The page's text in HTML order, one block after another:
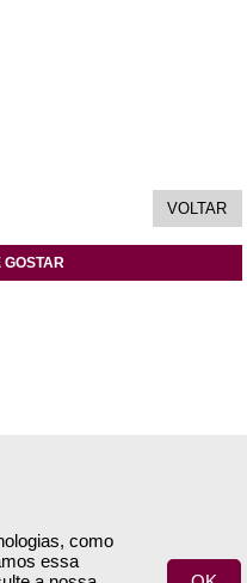
como
essa
GOSTAR
& Pagamentos